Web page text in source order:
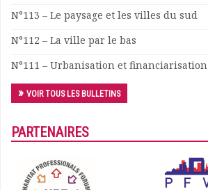
N°113 – Le paysage et les villes du sud
N°112 – La ville par le bas
N°111 – Urbanisation et financiarisation
VOIR TOUS LES BULLETINS
PARTENAIRES